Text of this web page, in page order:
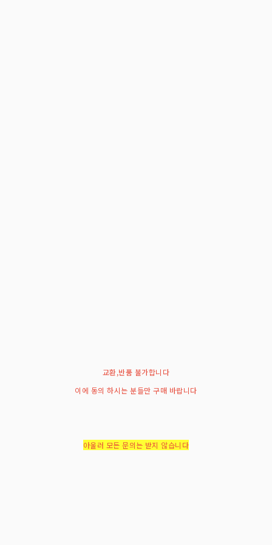
교환,반품 불가합니다
이에 동의 하시는 분들만 구매 바랍니다
아울러 모든 문의는 받지 않습니다